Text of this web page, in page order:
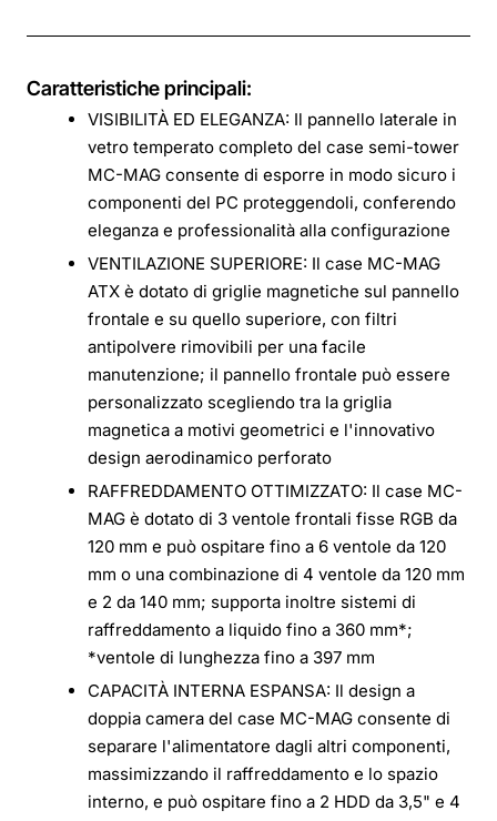
Caratteristiche principali:
VISIBILITÀ ED ELEGANZA: Il pannello laterale in
vetro temperato completo del case semi-tower
MC-MAG consente di esporre in modo sicuro i
componenti del PC proteggendoli, conferendo
eleganza e professionalità alla configurazione
VENTILAZIONE SUPERIORE: Il case MC-MAG
ATX è dotato di griglie magnetiche sul pannello
frontale e su quello superiore, con filtri
antipolvere rimovibili per una facile
manutenzione; il pannello frontale può essere
personalizzato scegliendo tra la griglia
magnetica a motivi geometrici e l'innovativo
design aerodinamico perforato
RAFFREDDAMENTO OTTIMIZZATO: Il case MC-
MAG è dotato di 3 ventole frontali fisse RGB da
120 mm e può ospitare fino a 6 ventole da 120
mm o una combinazione di 4 ventole da 120 mm
e 2 da 140 mm; supporta inoltre sistemi di
raffreddamento a liquido fino a 360 mm*;
*ventole di lunghezza fino a 397 mm
CAPACITÀ INTERNA ESPANSA: Il design a
doppia camera del case MC-MAG consente di
separare l'alimentatore dagli altri componenti,
massimizzando il raffreddamento e lo spazio
interno, e può ospitare fino a 2 HDD da 3,5" e 4